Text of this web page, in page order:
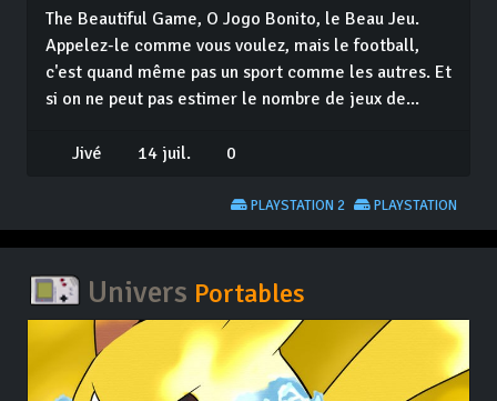
The Beautiful Game, O Jogo Bonito, le Beau Jeu.
Appelez-le comme vous voulez, mais le football,
c'est quand même pas un sport comme les autres. Et
si on ne peut pas estimer le nombre de jeux de...
Jivé 14 juil. 0
PLAYSTATION
PLAYSTATION 2
Univers Portables